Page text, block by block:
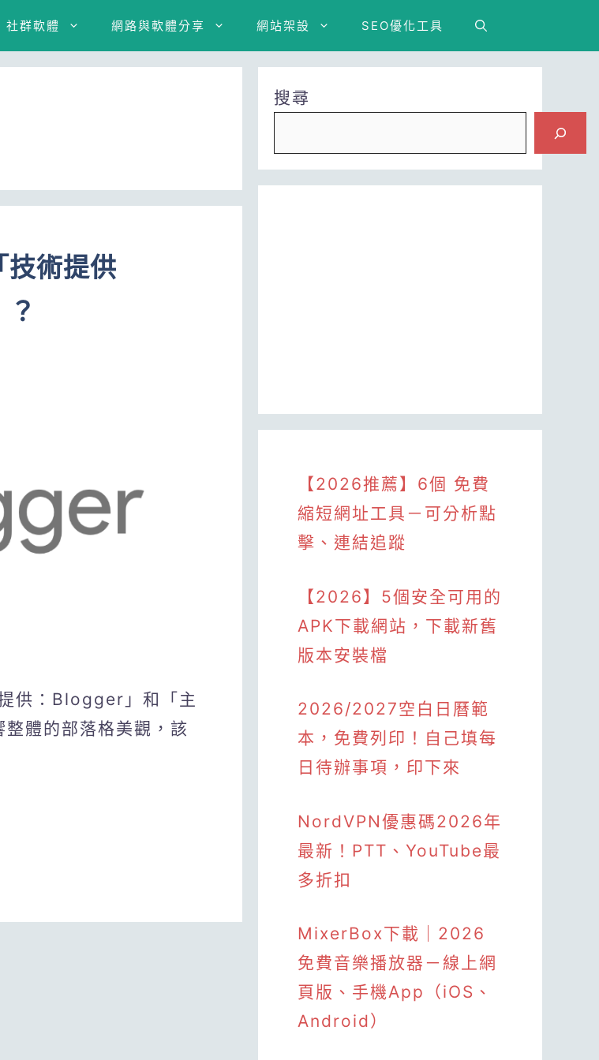
社群軟體 網路與軟體分享 網站架設 SEO優化工具
術提供
供：Blogger」和「主
體的部落格美觀，該
搜尋
【2026推薦】6個 免費
縮短網址工具－可分析點
擊、連結追蹤
【2026】5個安全可用的
APK下載網站，下載新舊
版本安裝檔
2026/2027空白日曆範
本，免費列印！自己填每
日待辦事項，印下來
NordVPN優惠碼2026年
最新！PTT、YouTube最
多折扣
MixerBox下載｜2026
免費音樂播放器－線上網
頁版、手機App（iOS、
Android）